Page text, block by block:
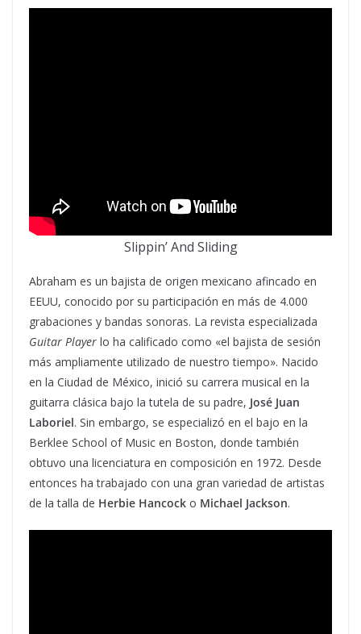
Slippin’ And Sliding
Abraham es un bajista de origen mexicano afincado en
EEUU, conocido por su participación en más de 4.000
grabaciones y bandas sonoras. La revista especializada
Guitar Player lo ha calificado como «el bajista de sesión
más ampliamente utilizado de nuestro tiempo». Nacido
en la Ciudad de México, inició su carrera musical en la
guitarra clásica bajo la tutela de su padre, José Juan
Laboriel. Sin embargo, se especializó en el bajo en la
Berklee School of Music en Boston, donde también
obtuvo una licenciatura en composición en 1972. Desde
entonces ha trabajado con una gran variedad de artistas
de la talla de Herbie Hancock o Michael Jackson.